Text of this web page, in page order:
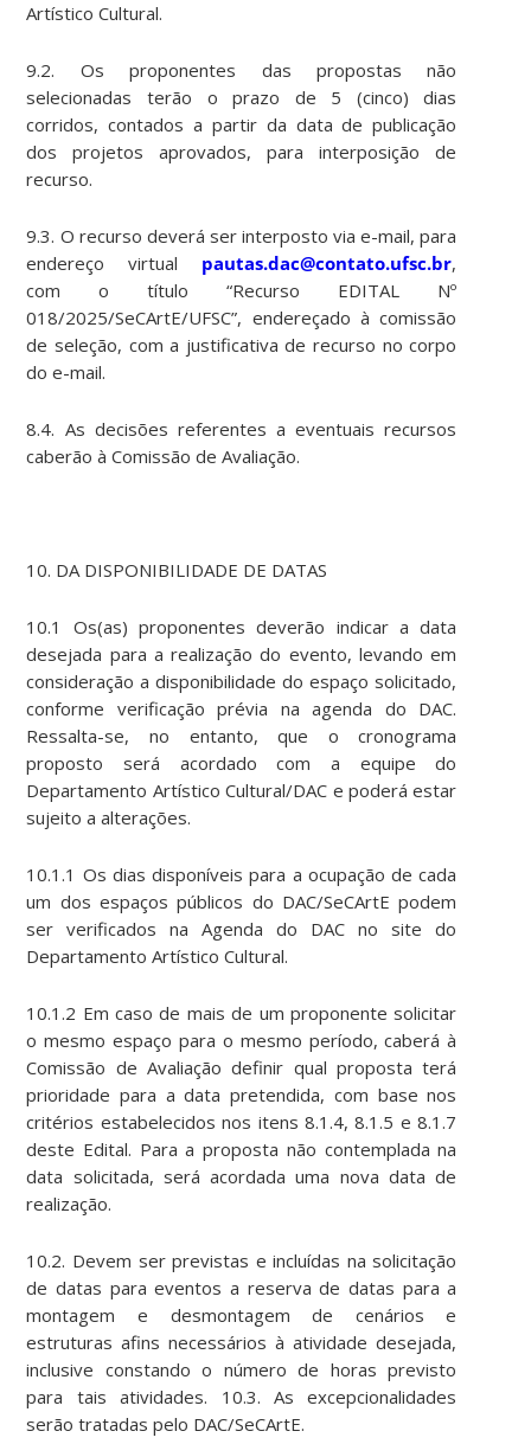
Artístico Cultural.
9.2. Os proponentes das propostas não
selecionadas terão o prazo de 5 (cinco) dias
corridos, contados a partir da data de publicação
dos projetos aprovados, para interposição de
recurso.
9.3. O recurso deverá ser interposto via e-mail, para
endereço virtual pautas.dac@contato.ufsc.br,
com o título “Recurso EDITAL Nº
018/2025/SeCArtE/UFSC”, endereçado à comissão
de seleção, com a justificativa de recurso no corpo
do e-mail.
8.4. As decisões referentes a eventuais recursos
caberão à Comissão de Avaliação.
10. DA DISPONIBILIDADE DE DATAS
10.1 Os(as) proponentes deverão indicar a data
desejada para a realização do evento, levando em
consideração a disponibilidade do espaço solicitado,
conforme verificação prévia na agenda do DAC.
Ressalta-se, no entanto, que o cronograma
proposto será acordado com a equipe do
Departamento Artístico Cultural/DAC e poderá estar
sujeito a alterações.
10.1.1 Os dias disponíveis para a ocupação de cada
um dos espaços públicos do DAC/SeCArtE podem
ser verificados na Agenda do DAC no site do
Departamento Artístico Cultural.
10.1.2 Em caso de mais de um proponente solicitar
o mesmo espaço para o mesmo período, caberá à
Comissão de Avaliação definir qual proposta terá
prioridade para a data pretendida, com base nos
critérios estabelecidos nos itens 8.1.4, 8.1.5 e 8.1.7
deste Edital. Para a proposta não contemplada na
data solicitada, será acordada uma nova data de
realização.
10.2. Devem ser previstas e incluídas na solicitação
de datas para eventos a reserva de datas para a
montagem e desmontagem de cenários e
estruturas afins necessários à atividade desejada,
inclusive constando o número de horas previsto
para tais atividades. 10.3. As excepcionalidades
serão tratadas pelo DAC/SeCArtE.